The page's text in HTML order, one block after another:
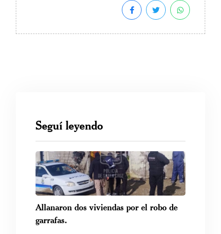
Seguí leyendo
Allanaron dos viviendas por el robo de
garrafas.